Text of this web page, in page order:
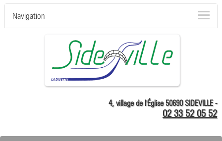
Navigation
4, village de l'Église 50690 SIDEVILLE -
02 33 52 05 52